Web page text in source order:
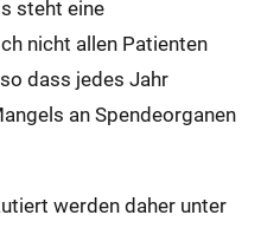
steht eine
nicht allen Patienten
dass jedes Jahr
an Spendeorganen
werden daher unter